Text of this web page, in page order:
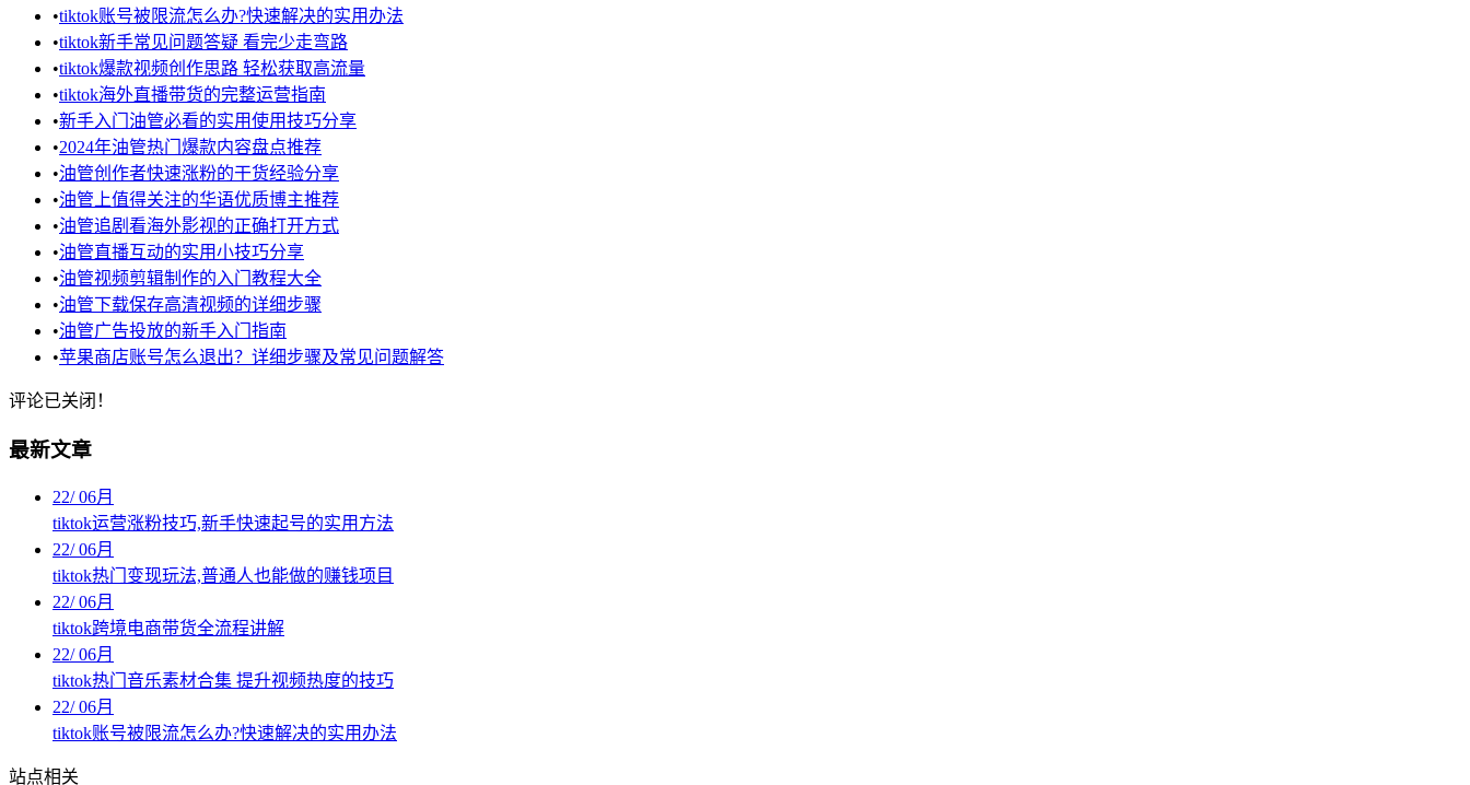
•tiktok账号被限流怎么办?快速解决的实用办法
•tiktok新手常见问题答疑 看完少走弯路
•tiktok爆款视频创作思路 轻松获取高流量
•tiktok海外直播带货的完整运营指南
•新手入门油管必看的实用使用技巧分享
•2024年油管热门爆款内容盘点推荐
•油管创作者快速涨粉的干货经验分享
•油管上值得关注的华语优质博主推荐
•油管追剧看海外影视的正确打开方式
•油管直播互动的实用小技巧分享
•油管视频剪辑制作的入门教程大全
•油管下载保存高清视频的详细步骤
•油管广告投放的新手入门指南
•苹果商店账号怎么退出？详细步骤及常见问题解答
评论已关闭！
最新文章
22/06月
tiktok运营涨粉技巧,新手快速起号的实用方法
22/06月
tiktok热门变现玩法,普通人也能做的赚钱项目
22/06月
tiktok跨境电商带货全流程讲解
22/06月
tiktok热门音乐素材合集 提升视频热度的技巧
22/06月
tiktok账号被限流怎么办?快速解决的实用办法
站点相关